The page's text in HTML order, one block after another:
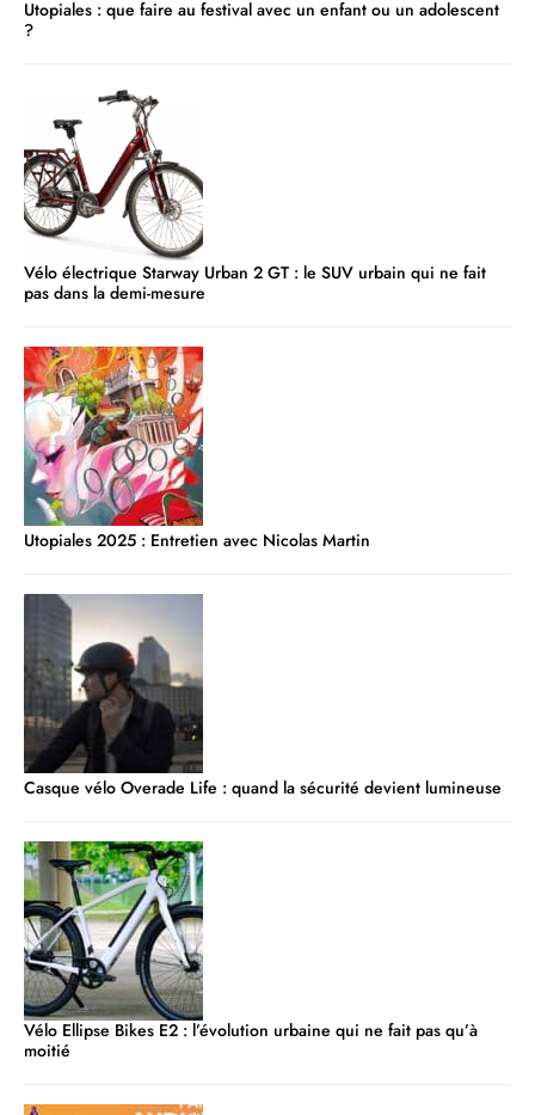
Utopiales : que faire au festival avec un enfant ou un adolescent
?
Vélo électrique Starway Urban 2 GT : le SUV urbain qui ne fait
pas dans la demi-mesure
Utopiales 2025 : Entretien avec Nicolas Martin
Casque vélo Overade Life : quand la sécurité devient lumineuse
Vélo Ellipse Bikes E2 : l’évolution urbaine qui ne fait pas qu’à
moitié